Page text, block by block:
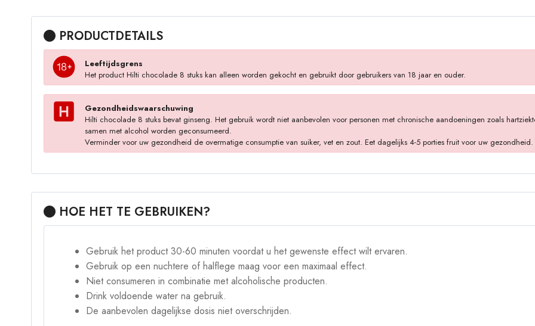
PRODUCTDETAILS
Leeftijdsgrens
Het product Hilti chocolade 8 stuks kan alleen worden gekocht en gebruikt door gebruikers van 18 jaar en ouder.
Gezondheidswaarschuwing
Hilti chocolade 8 stuks bevat ginseng. Het gebruik wordt niet aanbevolen voor personen met chronische aandoeningen zoals
samen met alcohol worden geconsumeerd.
Verminder voor uw gezondheid de overmatige consumptie van suiker, vet en zout. Eet dagelijks 4-5 porties fruit voor uw gezondheid.
HOE HET TE GEBRUIKEN?
Gebruik het product 30-60 minuten voordat u het gewenste effect wilt ervaren.
Gebruik op een nuchtere of halflege maag voor een maximaal effect.
Niet consumeren in combinatie met alcoholische producten.
Drink voldoende water na gebruik.
De aanbevolen dagelijkse dosis niet overschrijden.